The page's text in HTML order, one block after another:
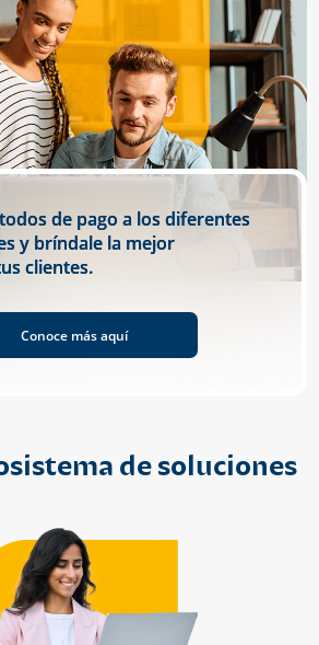
de pago a los diferentes
y bríndale la mejor
clientes.
Conoce más aquí
de soluciones